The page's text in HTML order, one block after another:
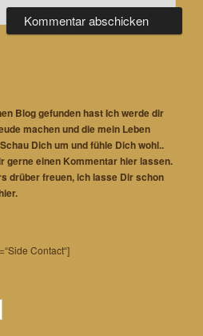
Blog gefunden hast Ich werde dir
machen und die mein Leben
Dich um und fühle Dich wohl..
gerne einen Kommentar hier lassen.
drüber freuen, ich lasse Dir schon
Contact“]